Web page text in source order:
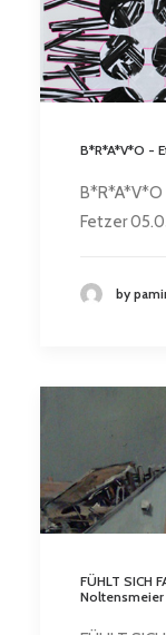
B*R*A*V*O -
Fetzer
by
FÜHLT SICH
Noltensmeier